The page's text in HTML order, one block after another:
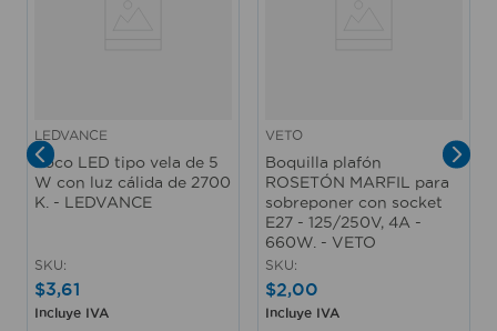
LEDVANCE
Foco LED tipo vela de 5
W con luz cálida de 2700
K. - LEDVANCE
SKU:
$3,61
Incluye IVA
VETO
Boquilla plafón
ROSETÓN MARFIL para
sobreponer con socket
E27 - 125/250V, 4A -
660W. - VETO
SKU:
$2,00
Incluye IVA